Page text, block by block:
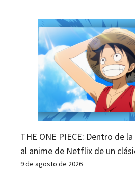
THE ONE PIECE: Dentro de
al anime de Netflix de un
9 de agosto de 2026